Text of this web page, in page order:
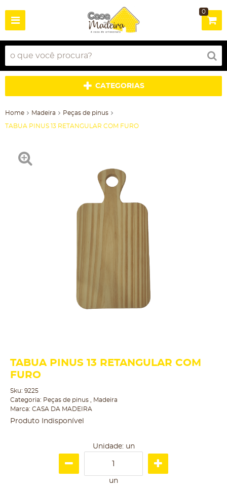
0
CATEGORIAS
Home Madeira Peças de pinus
TABUA PINUS 13 RETANGULAR COM FURO
TABUA PINUS 13 RETANGULAR COM
FURO
Sku: 9225
Categoria: Peças de pinus
Madeira
Marca: CASA DA MADEIRA
Produto Indisponível
Unidade: un
un